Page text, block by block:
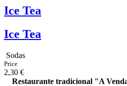
Ice Tea
Ice Tea
Sodas
Price
2,30 €
Restaurante tradicional "A